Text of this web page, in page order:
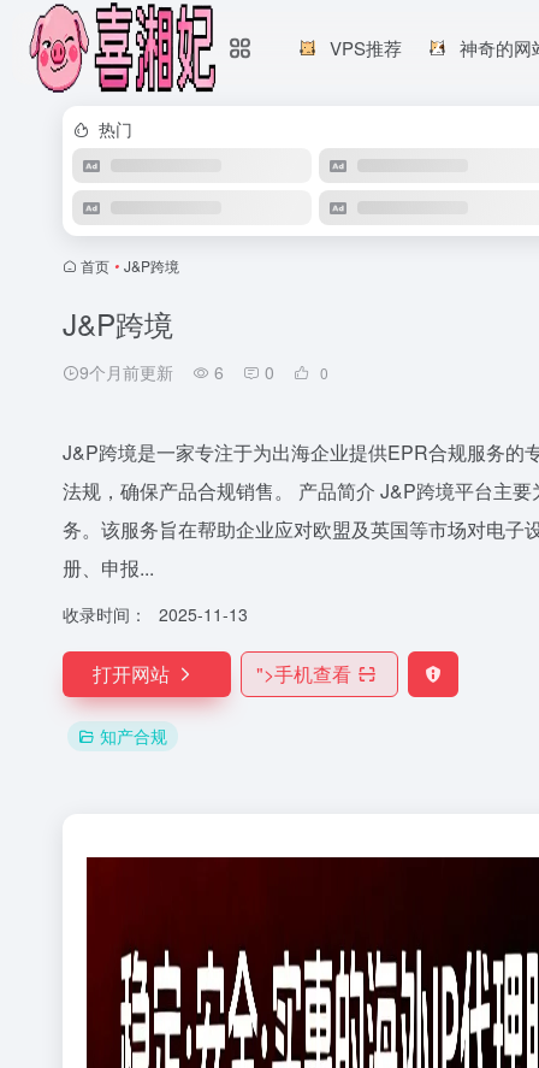
VPS推荐 神奇的网
热门
首页 • J&P跨境
J&P跨境
9个月前更新 6 0 0
J&P跨境是一家专注于为出海企业提供EPR合规服务
法规，确保产品合规销售。 产品简介 J&P跨境平台主
务。该服务旨在帮助企业应对欧盟及英国等市场对电
册、申报...
收录时间： 2025-11-13
打开网站 ">手机查看
知产合规